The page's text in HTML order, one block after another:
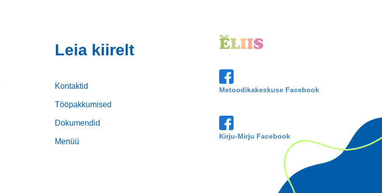
Leia kiirelt
Kontaktid
Tööpakkumised
Dokumendid
Menüü
Metoodikakeskuse Facebook
Kirju-Mirju Facebook